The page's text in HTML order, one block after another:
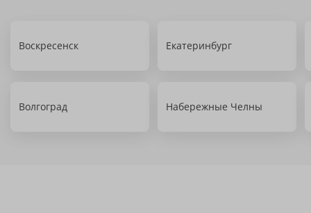
Воскресенск Екатеринбург
Волгоград Набережные Челны